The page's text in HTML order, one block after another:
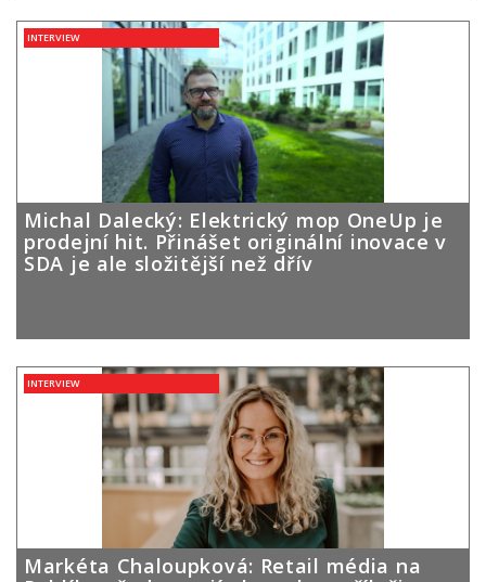
INTERVIEW
Michal Dalecký: Elektrický mop OneUp je
prodejní hit. Přinášet originální inovace v
SDA je ale složitější než dřív
INTERVIEW
Markéta Chaloupková: Retail média na